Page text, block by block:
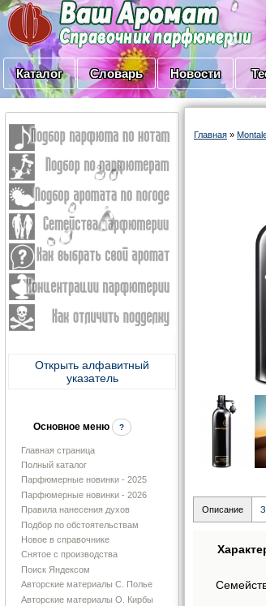
Каталог Словарь Новости
Открыть алфавитный
указатель
Основное меню ?
Главная страница
Полный каталог
Парфюмерные новинки - 2025
Парфюмерные новинки - 2026
Правила нанесения духов
Подбор по обстоятельствам
Новое в справочнике
Снятое с производства
Поиск Яндексом
Авторские материалы С. Полье
Авторские материалы О. Кирбы
Главная »
Описание